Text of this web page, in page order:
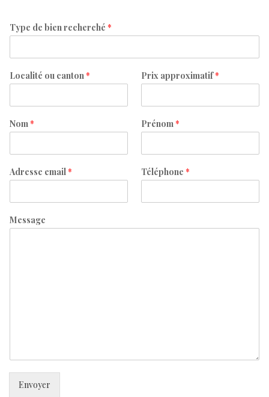
Type de bien recherché *
Localité ou canton * Prix approximatif*
Nom * Prénom *
Adresse email * Téléphone *
Message
Envoyer